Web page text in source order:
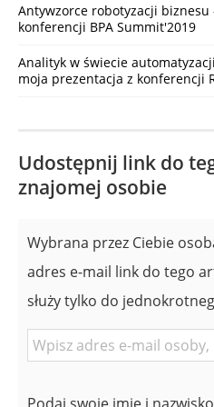
Antywzorce robotyzacji
konferencji BPA Summit'2019
Analityk w świecie
moja prezentacja z konferencji
Udostępnij link do
znajomej osobie
Wybrana przez Ciebie
adres e-mail link do tego
służy tylko do
E-
znajomej